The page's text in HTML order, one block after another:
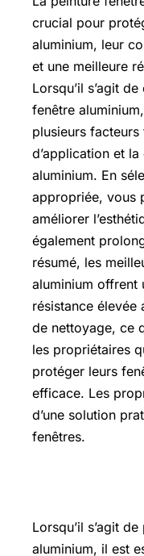
crucial pour
aluminium, leur
et une meilleure
Lorsqu’il s’agit
fenêtre
plusieurs
d’application et
aluminium. En
appropriée, vous
améliorer
également
résumé, les
aluminium offrent
résistance élevée
de nettoyage, ce
les propriétaires
protéger leurs
efficace. Les
d’une solution
fenêtres.
Lorsqu’il s’agit
aluminium, il est